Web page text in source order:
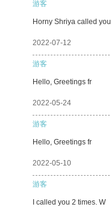
游客
Horny Shriya called you
2022-07-12
游客
Hello, Greetings fr
2022-05-24
游客
Hello, Greetings fr
2022-05-10
游客
I called you 2 times. W